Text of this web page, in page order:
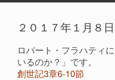
２０１７年１月８
ロバート・フラハティ
いるのか？」です。
創世記3章6-10節